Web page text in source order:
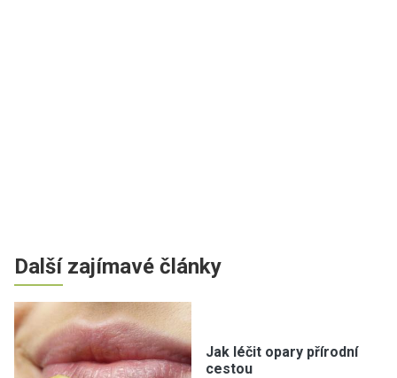
Další zajímavé články
Jak léčit opary přírodní
cestou